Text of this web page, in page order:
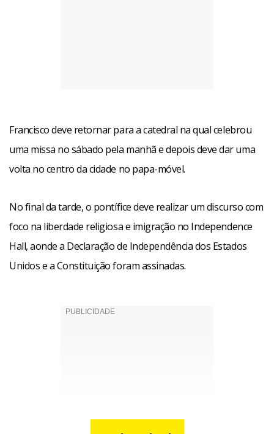
Francisco deve retornar para a catedral na qual celebrou
uma missa no sábado pela manhã e depois deve dar uma
volta no centro da cidade no papa-móvel.
No final da tarde, o pontífice deve realizar um discurso com
foco na liberdade religiosa e imigração no Independence
Hall, aonde a Declaração de Independência dos Estados
Unidos e a Constituição foram assinadas.